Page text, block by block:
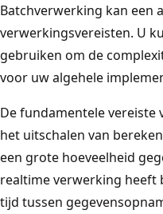
Batchverwerking kan een
verwerkingsvereisten. U
gebruiken om de
voor uw algehele
De fundamentele vereiste
het uitschalen van
een grote hoeveelheid
realtime verwerking heeft
tijd tussen